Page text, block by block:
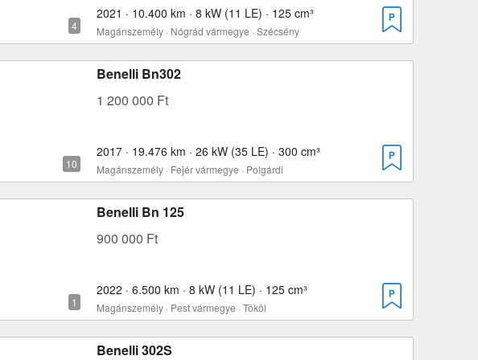
2021 · 10.400 km · 8 kW (11 LE) · 125 cm³
Magánszemély · Nógrád vármegye · Szécsény
Benelli Bn302
1 200 000 Ft
2017 · 19.476 km · 26 kW (35 LE) · 300 cm³
Magánszemély · Fejér vármegye · Polgárdi
Benelli Bn 125
900 000 Ft
2022 · 6.500 km · 8 kW (11 LE) · 125 cm³
Magánszemély · Pest vármegye · Tököl
Benelli 302S